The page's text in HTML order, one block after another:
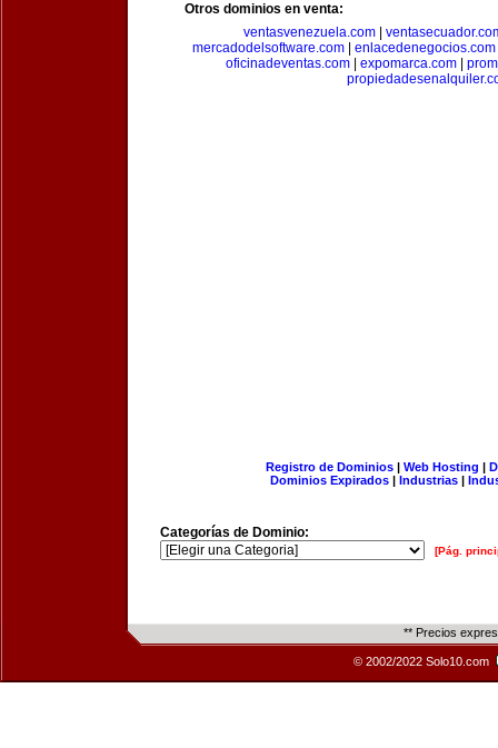
Otros dominios en venta:
ventasvenezuela.com|
mercadodelsoftware.com
enlacedenegocios.com
oficinadeventas.com
expomarca.com
Registro de Dominios| Web Hosting |
Dominios Expirados | Industrias |
Categorías de Dominio:
[Pág.
** Precios
© 2002/2022 Solo10.com